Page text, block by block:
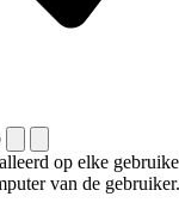
op elke
van de gebruiker.